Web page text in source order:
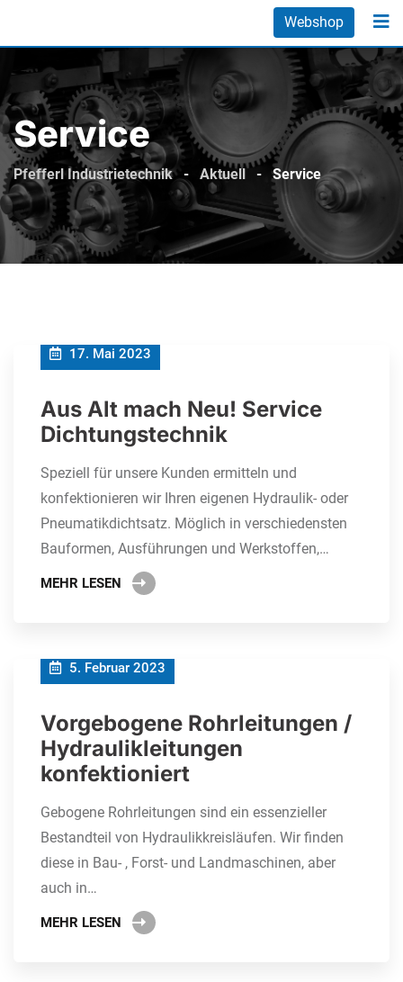
Webshop
Service
Pfefferl Industrietechnik - Aktuell - Service
17. Mai 2023
Aus Alt mach Neu! Service
Dichtungstechnik
Speziell für unsere Kunden ermitteln und
konfektionieren wir Ihren eigenen Hydraulik- oder
Pneumatikdichtsatz. Möglich in verschiedensten
Bauformen, Ausführungen und Werkstoffen,…
MEHR LESEN
5. Februar 2023
Vorgebogene Rohrleitungen /
Hydraulikleitungen
konfektioniert
Gebogene Rohrleitungen sind ein essenzieller
Bestandteil von Hydraulikkreisläufen. Wir finden
diese in Bau- , Forst- und Landmaschinen, aber
auch in…
MEHR LESEN